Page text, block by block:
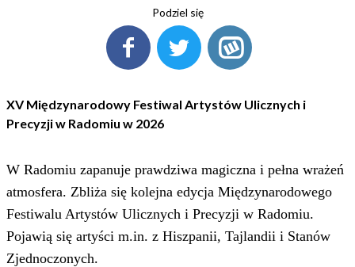
Podziel się
XV Międzynarodowy Festiwal Artystów Ulicznych i
Precyzji w Radomiu w 2026
W Radomiu zapanuje prawdziwa magiczna i pełna wrażeń
atmosfera. Zbliża się kolejna edycja Międzynarodowego
Festiwalu Artystów Ulicznych i Precyzji w Radomiu.
Pojawią się artyści m.in. z Hiszpanii, Tajlandii i Stanów
Zjednoczonych.